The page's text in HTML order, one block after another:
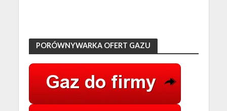
PORÓWNYWARKA OFERT GAZU